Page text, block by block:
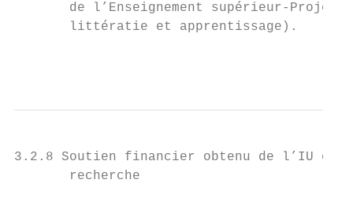
de l’Enseignement supérieur-Projet
       littératie et apprentissage).
3.2.8 Soutien financier obtenu de l’IU en
       recherche